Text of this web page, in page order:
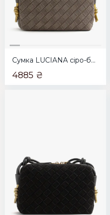
Сумка LUCIANA сіро-бежева
4885 ₴